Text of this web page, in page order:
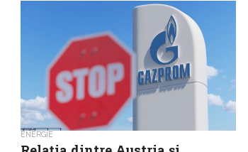
ENERGIE